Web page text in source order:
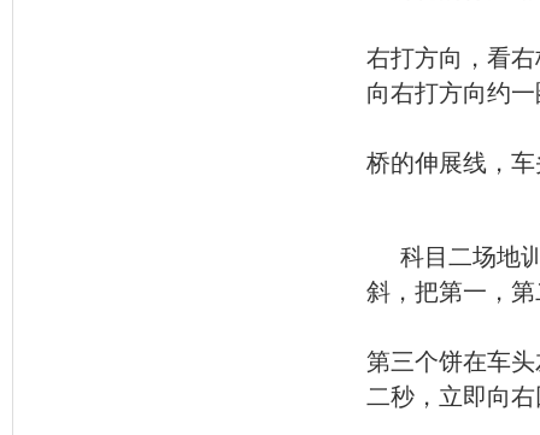
右打方向，看
向右打方向约
桥的伸展线，
科目二场地
斜，把第一，
第三个饼在车
二秒，立即向